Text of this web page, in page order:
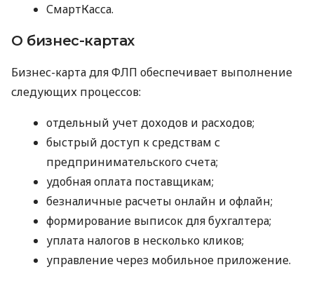
СмартКасса.
О бизнес-картах
Бизнес-карта для ФЛП обеспечивает выполнение
следующих процессов:
отдельный учет доходов и расходов;
быстрый доступ к средствам с
предпринимательского счета;
удобная оплата поставщикам;
безналичные расчеты онлайн и офлайн;
формирование выписок для бухгалтера;
уплата налогов в несколько кликов;
управление через мобильное приложение.